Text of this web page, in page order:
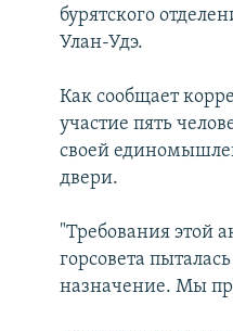
бурятского
Улан-Удэ.
Как сообщает
участие пять
своей
двери.
"Требования этой
горсовета
назначение. Мы